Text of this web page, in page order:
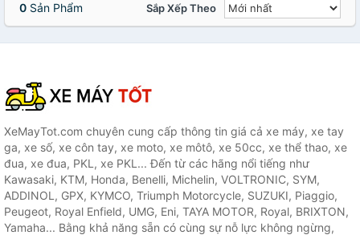
0 Sản Phẩm Sắp Xếp Theo
XeMayTot.com chuyên cung cấp thông tin giá cả xe máy, xe tay
ga, xe số, xe côn tay, xe moto, xe môtô, xe 50cc, xe thể thao, xe
đua, xe đua, PKL, xe PKL... Đến từ các hãng nổi tiếng như
Kawasaki, KTM, Honda, Benelli, Michelin, VOLTRONIC, SYM,
ADDINOL, GPX, KYMCO, Triumph Motorcycle, SUZUKI, Piaggio,
Peugeot, Royal Enfield, UMG, Eni, TAYA MOTOR, Royal, BRIXTON,
Yamaha... Bằng khả năng sẵn có cùng sự nỗ lực không ngừng,